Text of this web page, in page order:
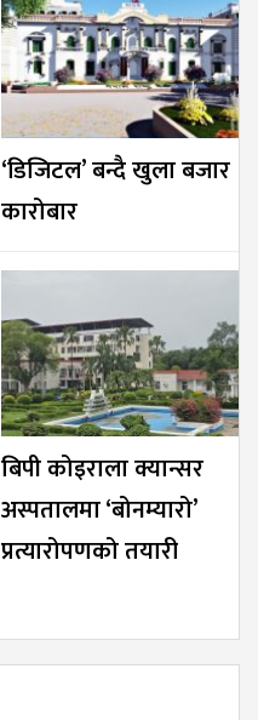
‘डिजिटल’ बन्दै खुला बजार
कारोबार
बिपी कोइराला क्यान्सर
अस्पतालमा ‘बोनम्यारो’
प्रत्यारोपणको तयारी